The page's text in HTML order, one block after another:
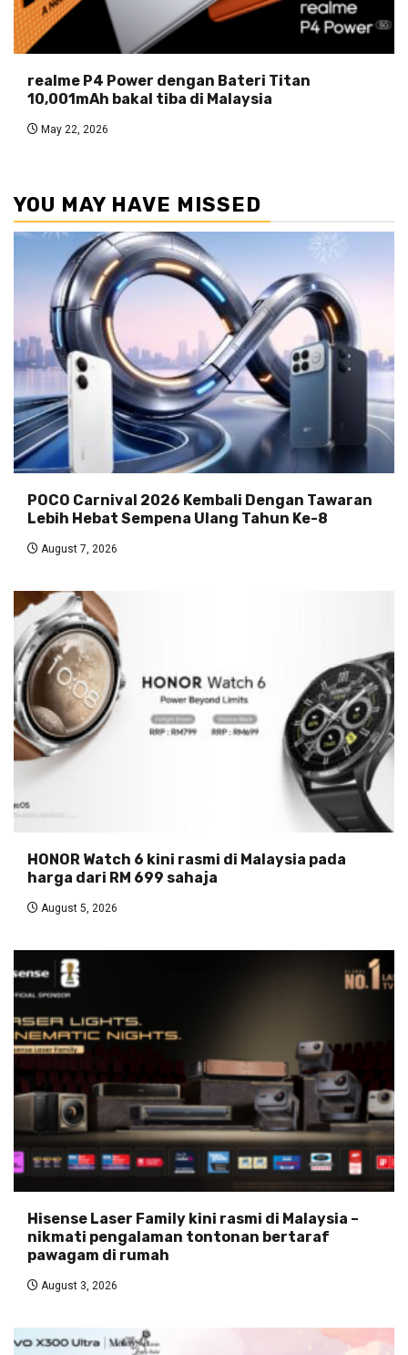
realme P4 Power dengan Bateri Titan
10,001mAh bakal tiba di Malaysia
May 22, 2026
YOU MAY HAVE MISSED
POCO Carnival 2026 Kembali Dengan Tawaran
Lebih Hebat Sempena Ulang Tahun Ke-8
August 7, 2026
HONOR Watch 6 kini rasmi di Malaysia pada
harga dari RM 699 sahaja
August 5, 2026
Hisense Laser Family kini rasmi di Malaysia –
nikmati pengalaman tontonan bertaraf
pawagam di rumah
August 3, 2026